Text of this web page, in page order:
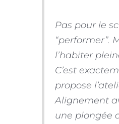
Pas pour le
“performer”.
l’habiter
C’est
propose
Alignement
une plongée